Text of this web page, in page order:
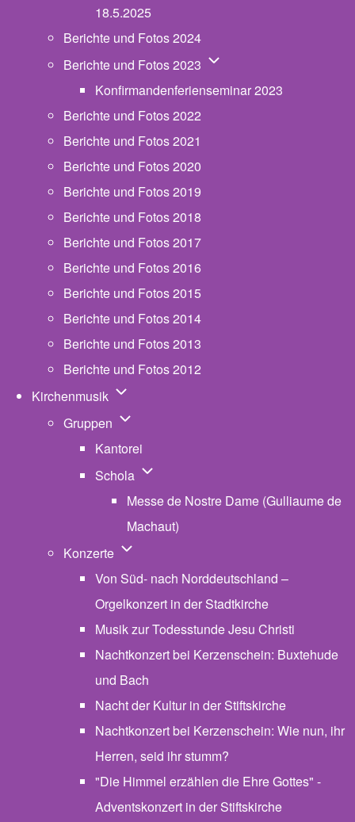
18.5.2025
Berichte und Fotos 2024
Berichte und Fotos 2023 Unternavigation von
Konfirmandenferienseminar 2023
Berichte und Fotos 2022
Berichte und Fotos 2021
Berichte und Fotos 2020
Berichte und Fotos 2019
Berichte und Fotos 2018
Berichte und Fotos 2017
Berichte und Fotos 2016
Berichte und Fotos 2015
Berichte und Fotos 2014
Berichte und Fotos 2013
Berichte und Fotos 2012
Kirchenmusik Unternavigation von Kirchenmusik
Gruppen Unternavigation von Gruppen
Kantorei
Schola Unternavigation von Schola
Messe de Nostre Dame (Gulliaume de
Machaut)
Konzerte Unternavigation von Konzerte
Von Süd- nach Norddeutschland –
Orgelkonzert in der Stadtkirche
Musik zur Todesstunde Jesu Christi
Nachtkonzert bei Kerzenschein: Buxtehude
und Bach
Nacht der Kultur in der Stiftskirche
Nachtkonzert bei Kerzenschein: Wie nun, ihr
Herren, seid ihr stumm?
"Die Himmel erzählen die Ehre Gottes" -
Adventskonzert in der Stiftskirche